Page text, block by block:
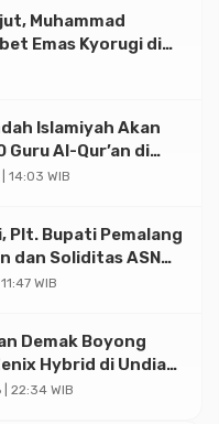
Muhammad
Emas Kyorugi di
Indonesia Open
Islamiyah Akan
Guru Al-Qur’an di
14:03 WIB
Plt. Bupati Pemalang
dan Soliditas ASN
Publik
WIB
Demak Boyong
Hybrid di Undian
Jateng
22:34 WIB